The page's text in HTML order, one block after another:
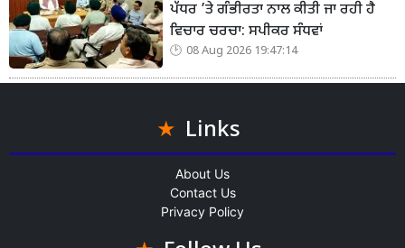
ਪੱਧਰ ’ਤੇ ਗੰਭੀਰਤਾ ਨਾਲ ਕੀਤੀ ਜਾ ਰਹੀ ਹੈ
ਵਿਚਾਰ ਚਰਚਾ: ਸਪੀਕਰ ਸੰਧਵਾਂ
08 Aug 2026 19:47:14
Links
About Us
Contact Us
Privacy Policy